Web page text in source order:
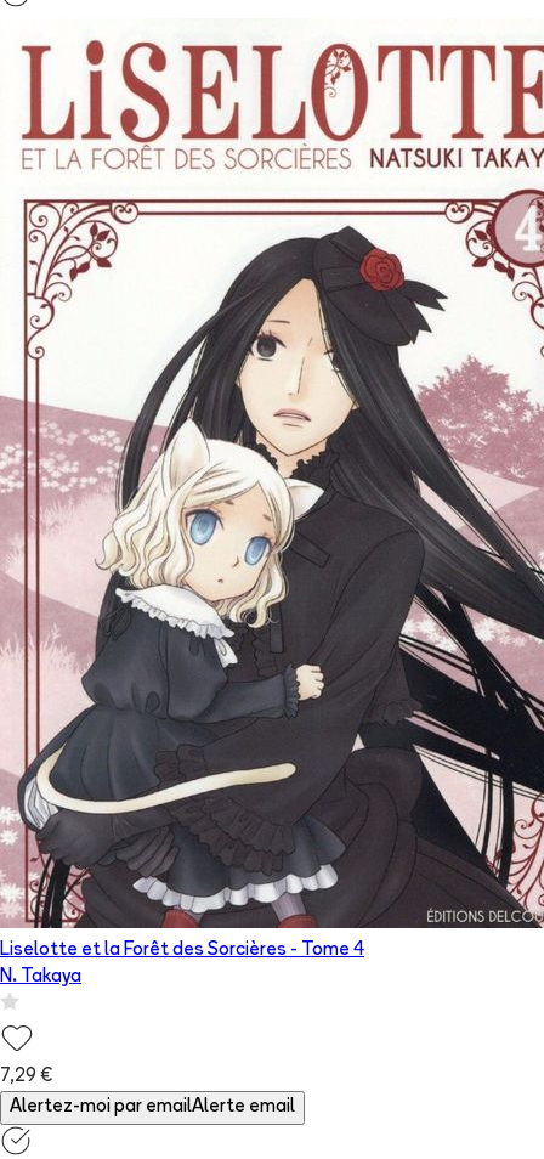
Liselotte et la Forêt des Sorcières - Tome 4
N. Takaya
7,29 €
Alertez-moi par emailAlerte email